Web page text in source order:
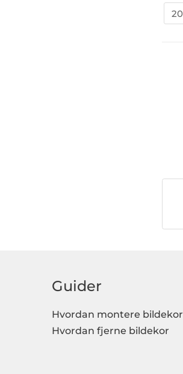
Guider
Hvordan montere bildekor
Hvordan fjerne bildekor